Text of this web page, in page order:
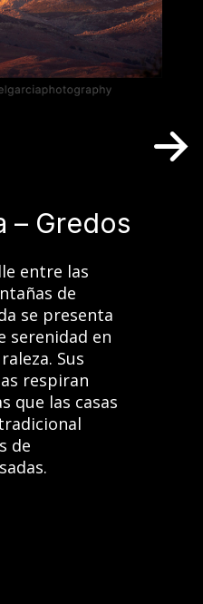
– Gredos
entre las
de
se presenta
serenidad en
Sus
respiran
que las casas
de